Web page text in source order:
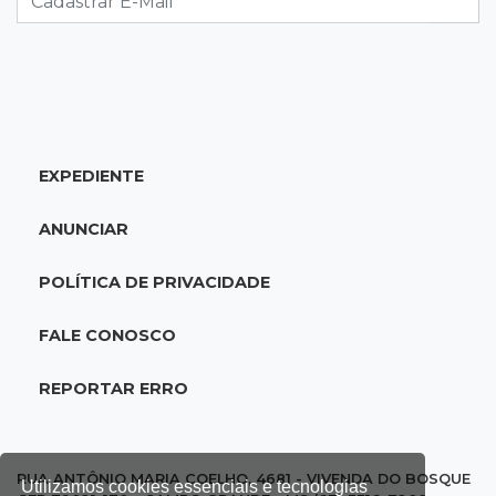
Utilizamos cookies essenciais e tecnologias
18:05Energia renovável
supera 31 milhões de litros
17:44 100º caso
Suspeito de roubo morre ao reagir à
com dois gols de Raquel
EXPEDIENTE
ANUNCIAR
POLÍTICA DE PRIVACIDADE
FALE CONOSCO
REPORTAR ERRO
RUA ANTÔNIO MARIA COELHO, 4681 - VIVENDA DO BOSQUE